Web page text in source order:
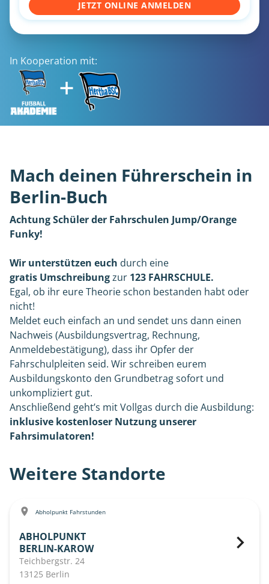
JETZT ONLINE ANMELDEN
In Kooperation mit:
Mach deinen Führerschein in
Berlin-Buch
Achtung Schüler der Fahrschulen Jump/Orange
Funky!
Wir unterstützen euch durch eine
gratis Umschreibungzur 123 FAHRSCHULE.
Egal, ob ihr eure Theorie schon bestanden habt oder
nicht!
Meldet euch einfach an und sendet uns dann einen
Nachweis (Ausbildungsvertrag, Rechnung,
Anmeldebestätigung), dass ihr Opfer der
Fahrschulpleiten seid. Wir schreiben eurem
Ausbildungskonto den Grundbetrag sofort und
unkompliziert gut.
Anschließend geht’s mit Vollgas durch die Ausbildung:
inklusive kostenloser Nutzung unserer
Fahrsimulatoren!
Weitere Standorte
Abholpunkt Fahrstunden
ABHOLPUNKT
BERLIN-KAROW
Teichbergstr. 24
13125 Berlin